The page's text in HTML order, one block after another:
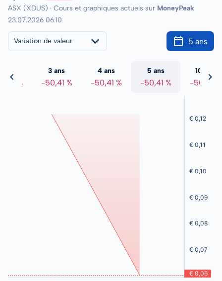
ASX (XDUS) · Cours et graphiques actuels sur MoneyPeak
23.07.2026 06:10
Variation de valeur 5 ans
%
3 ans
-50,41 %
4 ans
-50,41 %
5 ans
-50,41 %
10 ans
-50,41 %